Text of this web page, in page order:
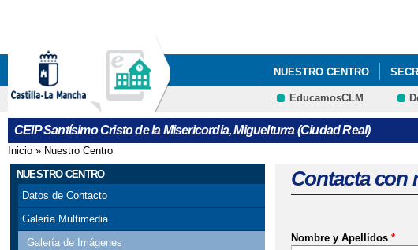
NUESTRO CENTRO
EducamosCLM
CEIP Santísimo Cristo de la Misericordia, Miguelturra (Ciudad Real)
Se encuentra usted aquí
Inicio » Nuestro Centro
NUESTRO CENTRO
Datos de Contacto
Galería Multimedia
Galería de Imágenes
Contacta con
Nombre y Apellidos *